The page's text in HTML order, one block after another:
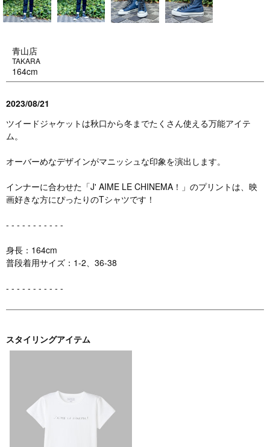
青山店
TAKARA
164cm
2023/08/21
ツイードジャケットは秋口から冬までたくさん使える万能アイテ
ム。
オーバーめなデザインがマニッシュな印象を演出します。
インナーに合わせた「J' AIME LE CHINEMA！」のプリントは、映
画好きな方にぴったりのTシャツです！
- - - - - - - - - - -
身長：164cm
普段着用サイズ：1-2、36-38
- - - - - - - - - - -
スタイリングアイテム